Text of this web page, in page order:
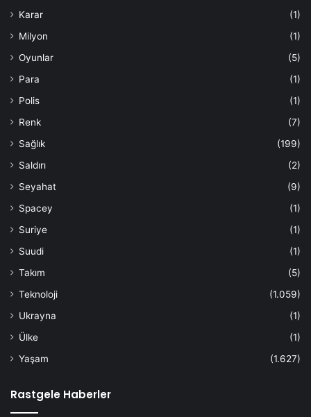
Karar
(1)
Milyon
(1)
Oyunlar
(5)
Para
(1)
Polis
(1)
Renk
(7)
Sağlık
(199)
Saldırı
(2)
Seyahat
(9)
Spacey
(1)
Suriye
(1)
Suudi
(1)
Takım
(5)
Teknoloji
(1.059)
Ukrayna
(1)
Ülke
(1)
Yaşam
(1.627)
Rastgele Haberler